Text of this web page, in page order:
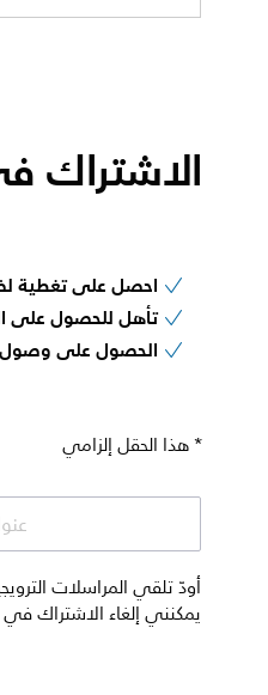
الاشتراك
احصل على تغطية
تأهل للحصول على
الحصول على وصول
* هذا الحقل إلزامي
يمكنني إلغاء الاشتراك